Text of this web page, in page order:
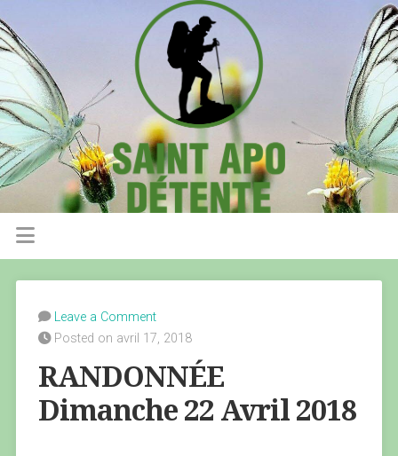
Leave a Comment
Posted on avril 17, 2018
RANDONNÉE
Dimanche 22 Avril 2018